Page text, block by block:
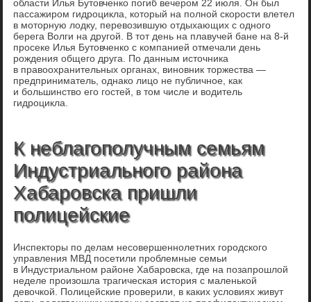
области Илья Бутовченко погиб вечером 22 июля. Он был
пассажиром гидроцикла, который на полной скорости влетел
в моторную лодку, перевозившую отдыхающих с одного
берега Волги на другой. В тот день на плавучей бане на 8-й
просеке Илья Бутовченко с компанией отмечали день
рождения общего друга. По данным источника
в правоохранительных органах, виновник торжества —
предприниматель, однако лицо не публичное, как
и большинство его гостей, в том числе и водитель
гидроцикла.
К неблагополучным семьям
Индустриального района
Хабаровска пришли
полицейские
Инспекторы по делам несовершеннолетних городского
управления МВД посетили проблемные семьи
в Индустриальном районе Хабаровска, где на позапрошлой
неделе произошла трагическая история с маленькой
девочкой. Полицейские проверили, в каких условиях живут